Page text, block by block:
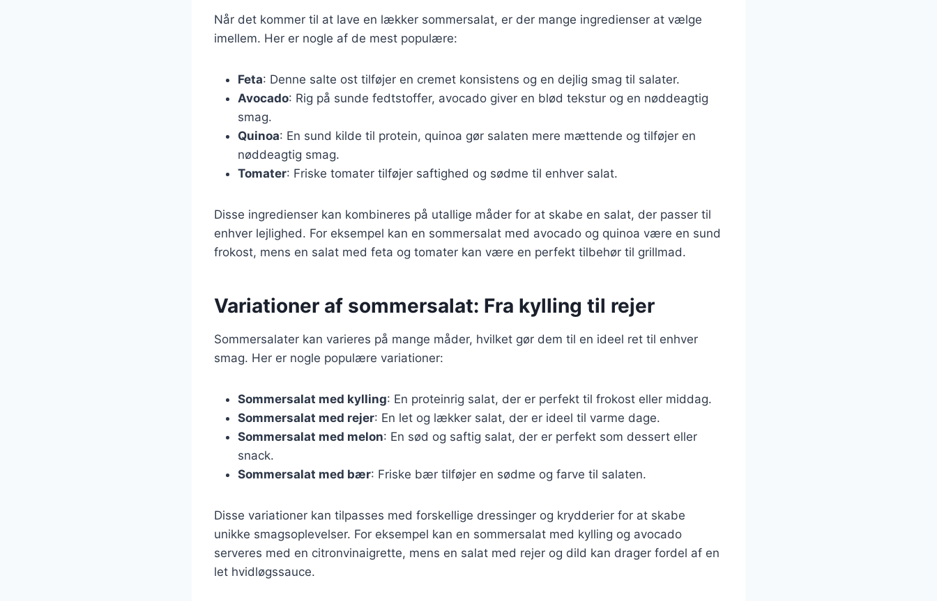
Når det kommer til at lave en lækker sommersalat, er der mange ingredienser at vælge
imellem. Her er nogle af de mest populære:
Feta: Denne salte ost tilføjer en cremet konsistens og en dejlig smag til salater.
Avocado: Rig på sunde fedtstoffer, avocado giver en blød tekstur og en nøddeagtig
smag.
Quinoa: En sund kilde til protein, quinoa gør salaten mere mættende og tilføjer en
nøddeagtig smag.
Tomater: Friske tomater tilføjer saftighed og sødme til enhver salat.
Disse ingredienser kan kombineres på utallige måder for at skabe en salat, der passer til
enhver lejlighed. For eksempel kan en sommersalat med avocado og quinoa være en sund
frokost, mens en salat med feta og tomater kan være en perfekt tilbehør til grillmad.
Variationer af sommersalat: Fra kylling til rejer
Sommersalater kan varieres på mange måder, hvilket gør dem til en ideel ret til enhver
smag. Her er nogle populære variationer:
Sommersalat med kylling: En proteinrig salat, der er perfekt til frokost eller middag.
Sommersalat med rejer: En let og lækker salat, der er ideel til varme dage.
Sommersalat med melon: En sød og saftig salat, der er perfekt som dessert eller
snack.
Sommersalat med bær: Friske bær tilføjer en sødme og farve til salaten.
Disse variationer kan tilpasses med forskellige dressinger og krydderier for at skabe
unikke smagsoplevelser. For eksempel kan en sommersalat med kylling og avocado
serveres med en citronvinaigrette, mens en salat med rejer og dild kan drager fordel af en
let hvidløgssauce.